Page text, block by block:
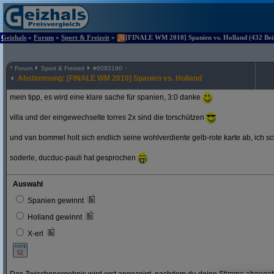
Geizhals » Forum » Sport & Freizeit » [FINALE WM 2010] Spanien vs. Holland (432
^ Forum Sport & Freizeit #6082190
Abstimmung: [FINALE WM 2010] Spanien vs. Holland
mein tipp, es wird eine klare sache für spanien, 3:0 danke
villa und der eingewechselte torres 2x sind die torschützen
und van bommel holt sich endlich seine wohlverdiente gelb-rote karte ab, ich
soderle, ducduc-pauli hat gesprochen
Auswahl
Spanien gewinnt
Holland gewinnt
X-erl